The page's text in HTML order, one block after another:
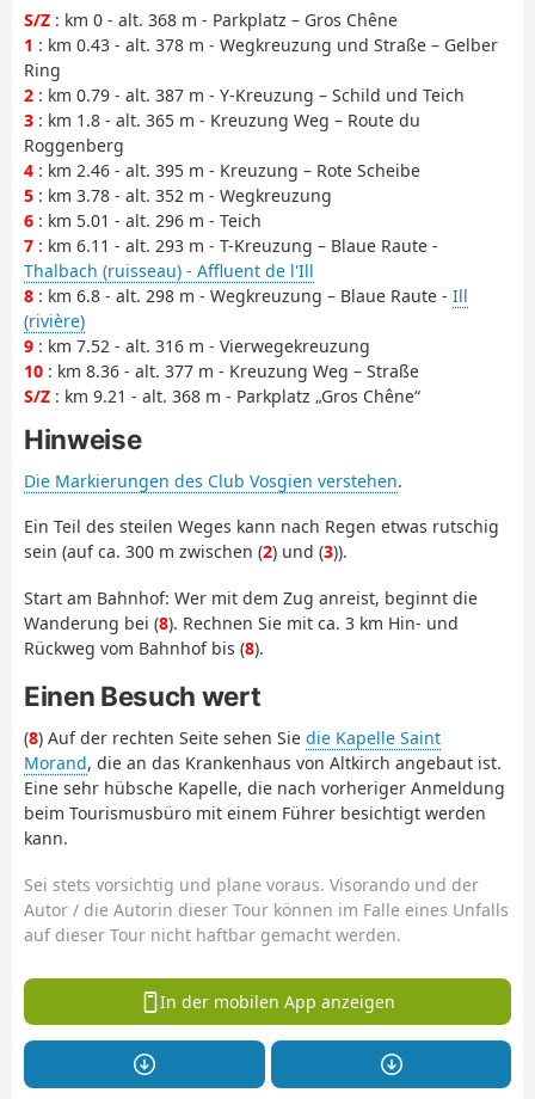
S/Z : km 0 - alt. 368 m - Parkplatz – Gros Chêne
1 : km 0.43 - alt. 378 m - Wegkreuzung und Straße – Gelber
Ring
2 : km 0.79 - alt. 387 m - Y-Kreuzung – Schild und Teich
3 : km 1.8 - alt. 365 m - Kreuzung Weg – Route du
Roggenberg
4 : km 2.46 - alt. 395 m - Kreuzung – Rote Scheibe
5 : km 3.78 - alt. 352 m - Wegkreuzung
6 : km 5.01 - alt. 296 m - Teich
7 : km 6.11 - alt. 293 m - T-Kreuzung – Blaue Raute -
Thalbach (ruisseau) - Affluent de l'Ill
8 : km 6.8 - alt. 298 m - Wegkreuzung – Blaue Raute - Ill
(rivière)
9 : km 7.52 - alt. 316 m - Vierwegekreuzung
10 : km 8.36 - alt. 377 m - Kreuzung Weg – Straße
S/Z : km 9.21 - alt. 368 m - Parkplatz „Gros Chêne“
Hinweise
Die Markierungen des Club Vosgien verstehen.
Ein Teil des steilen Weges kann nach Regen etwas rutschig
sein (auf ca. 300 m zwischen (2) und (3)).
Start am Bahnhof: Wer mit dem Zug anreist, beginnt die
Wanderung bei (8). Rechnen Sie mit ca. 3 km Hin- und
Rückweg vom Bahnhof bis (8).
Einen Besuch wert
(8) Auf der rechten Seite sehen Sie die Kapelle Saint
Morand, die an das Krankenhaus von Altkirch angebaut ist.
Eine sehr hübsche Kapelle, die nach vorheriger Anmeldung
beim Tourismusbüro mit einem Führer besichtigt werden
kann.
Sei stets vorsichtig und plane voraus. Visorando und der
Autor / die Autorin dieser Tour können im Falle eines Unfalls
auf dieser Tour nicht haftbar gemacht werden.
In der mobilen App anzeigen